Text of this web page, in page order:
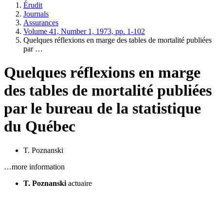
Érudit
Journals
Assurances
Volume 41, Number 1, 1973, pp. 1-102
Quelques réflexions en marge des tables de mortalité publiées
par …
Quelques réflexions en marge
des tables de mortalité publiées
par le bureau de la statistique
du Québec
T. Poznanski
…more information
T. Poznanski actuaire